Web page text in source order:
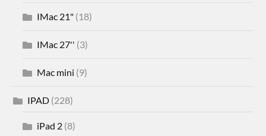
IMac 21" (18)
IMac 27'' (3)
Mac mini (9)
IPAD (228)
iPad 2 (8)